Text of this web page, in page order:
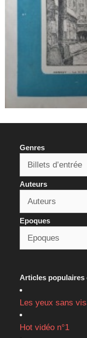
Genres
Auteurs
Epoques
Articles populaires
Les yeux sans
Hot vidéo n°1